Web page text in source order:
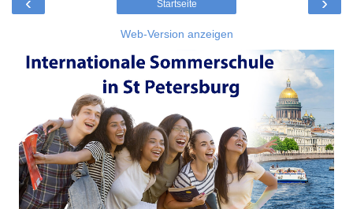
Startseite
Web-Version anzeigen